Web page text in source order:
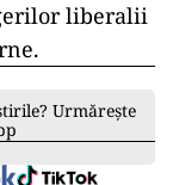
liberalii
Urmărește